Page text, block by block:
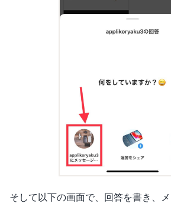
そして以下の画面で、回答を書き、